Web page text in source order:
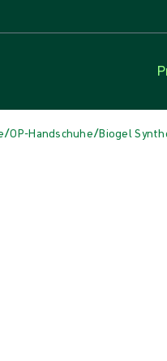
/OP-Handschuhe/Biogel